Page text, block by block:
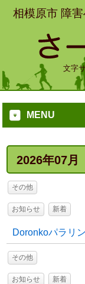
相模原市 障
文字
MENU
2026年07月
その他
お知らせ 新着
Doronkoパラリ
その他
お知らせ 新着